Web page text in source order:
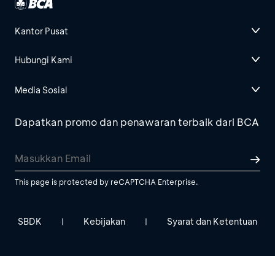
Kantor Pusat
Hubungi Kami
Media Sosial
Dapatkan promo dan penawaran terbaik dari BCA
This page is protected by reCAPTCHA Enterprise.
SBDK | Kebijakan | Syarat dan Ketentuan